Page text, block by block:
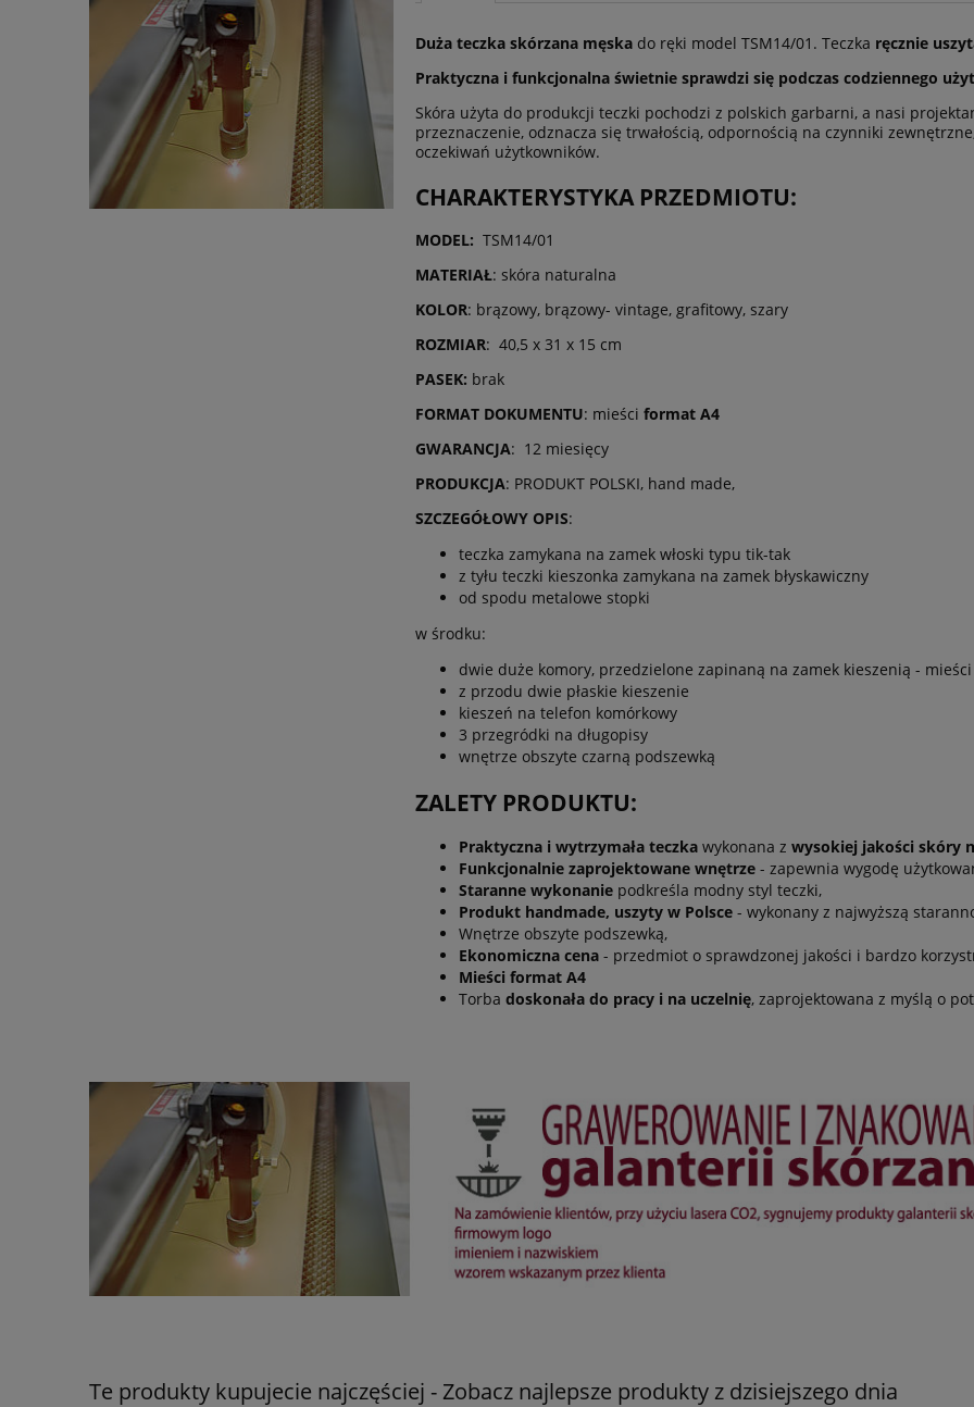
Duża teczka skórzana męska do ręki model TSM14/01. Teczka ręcznie
Praktyczna i funkcjonalna świetnie sprawdzi się podczas codziennego
Skóra użyta do produkcji teczki pochodzi z polskich garbarni, a nasi
przeznaczenie, odznacza się trwałością, odpornością na czynniki
oczekiwań użytkowników.
CHARAKTERYSTYKA PRZEDMIOTU:
MODEL: TSM14/01
MATERIAŁ: skóra naturalna
KOLOR: brązowy, brązowy- vintage, grafitowy, szary
ROZMIAR: 40,5 x 31 x 15 cm
PASEK: brak
FORMAT DOKUMENTU: mieści format A4
GWARANCJA: 12 miesięcy
PRODUKCJA: PRODUKT POLSKI, hand made,
SZCZEGÓŁOWY OPIS:
teczka zamykana na zamek włoski typu tik-tak
z tyłu teczki kieszonka zamykana na zamek błyskawiczny
od spodu metalowe stopki
w środku:
dwie duże komory, przedzielone zapinaną na zamek kieszenią - mieści
z przodu dwie płaskie kieszenie
kieszeń na telefon komórkowy
3 przegródki na długopisy
wnętrze obszyte czarną podszewką
ZALETY PRODUKTU:
Praktyczna i wytrzymała teczka wykonana z wysokiej jakości skóry
Funkcjonalnie zaprojektowane wnętrze - zapewnia wygodę
Staranne wykonanie podkreśla modny styl teczki,
Produkt handmade, uszyty w Polsce - wykonany z najwyższą
Wnętrze obszyte podszewką,
Ekonomiczna cena - przedmiot o sprawdzonej jakości i bardzo
Mieści format A4
Torba doskonała do pracy i na uczelnię, zaprojektowana z myślą o
Te produkty kupujecie najczęściej - Zobacz najlepsze produkty z dzisiejszego dnia